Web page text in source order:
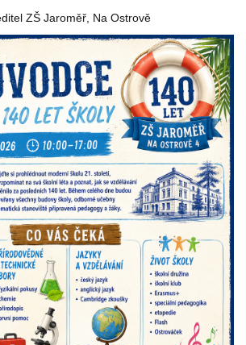
ZŠ Jaroměř, Na Ostrově